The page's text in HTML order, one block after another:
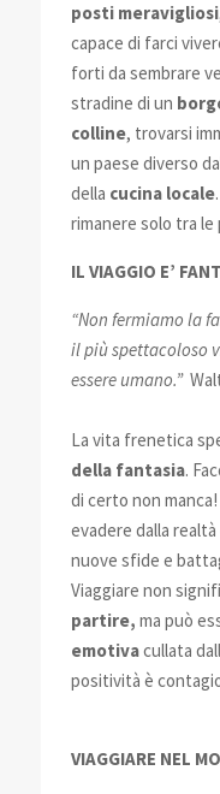
posti meravigliosi
capace di farci
forti da sembrare
stradine di un
colline, trovarsi
un paese diverso
della cucina locale
rimanere solo tra le
IL VIAGGIO E’
“Non fermiamo la
il più spettacoloso
essere umano.”
La vita frenetica
della fantasia.
di certo non
evadere dalla
nuove sfide e
Viaggiare non
partire, ma può
emotivacullata
positività è
VIAGGIARE NEL